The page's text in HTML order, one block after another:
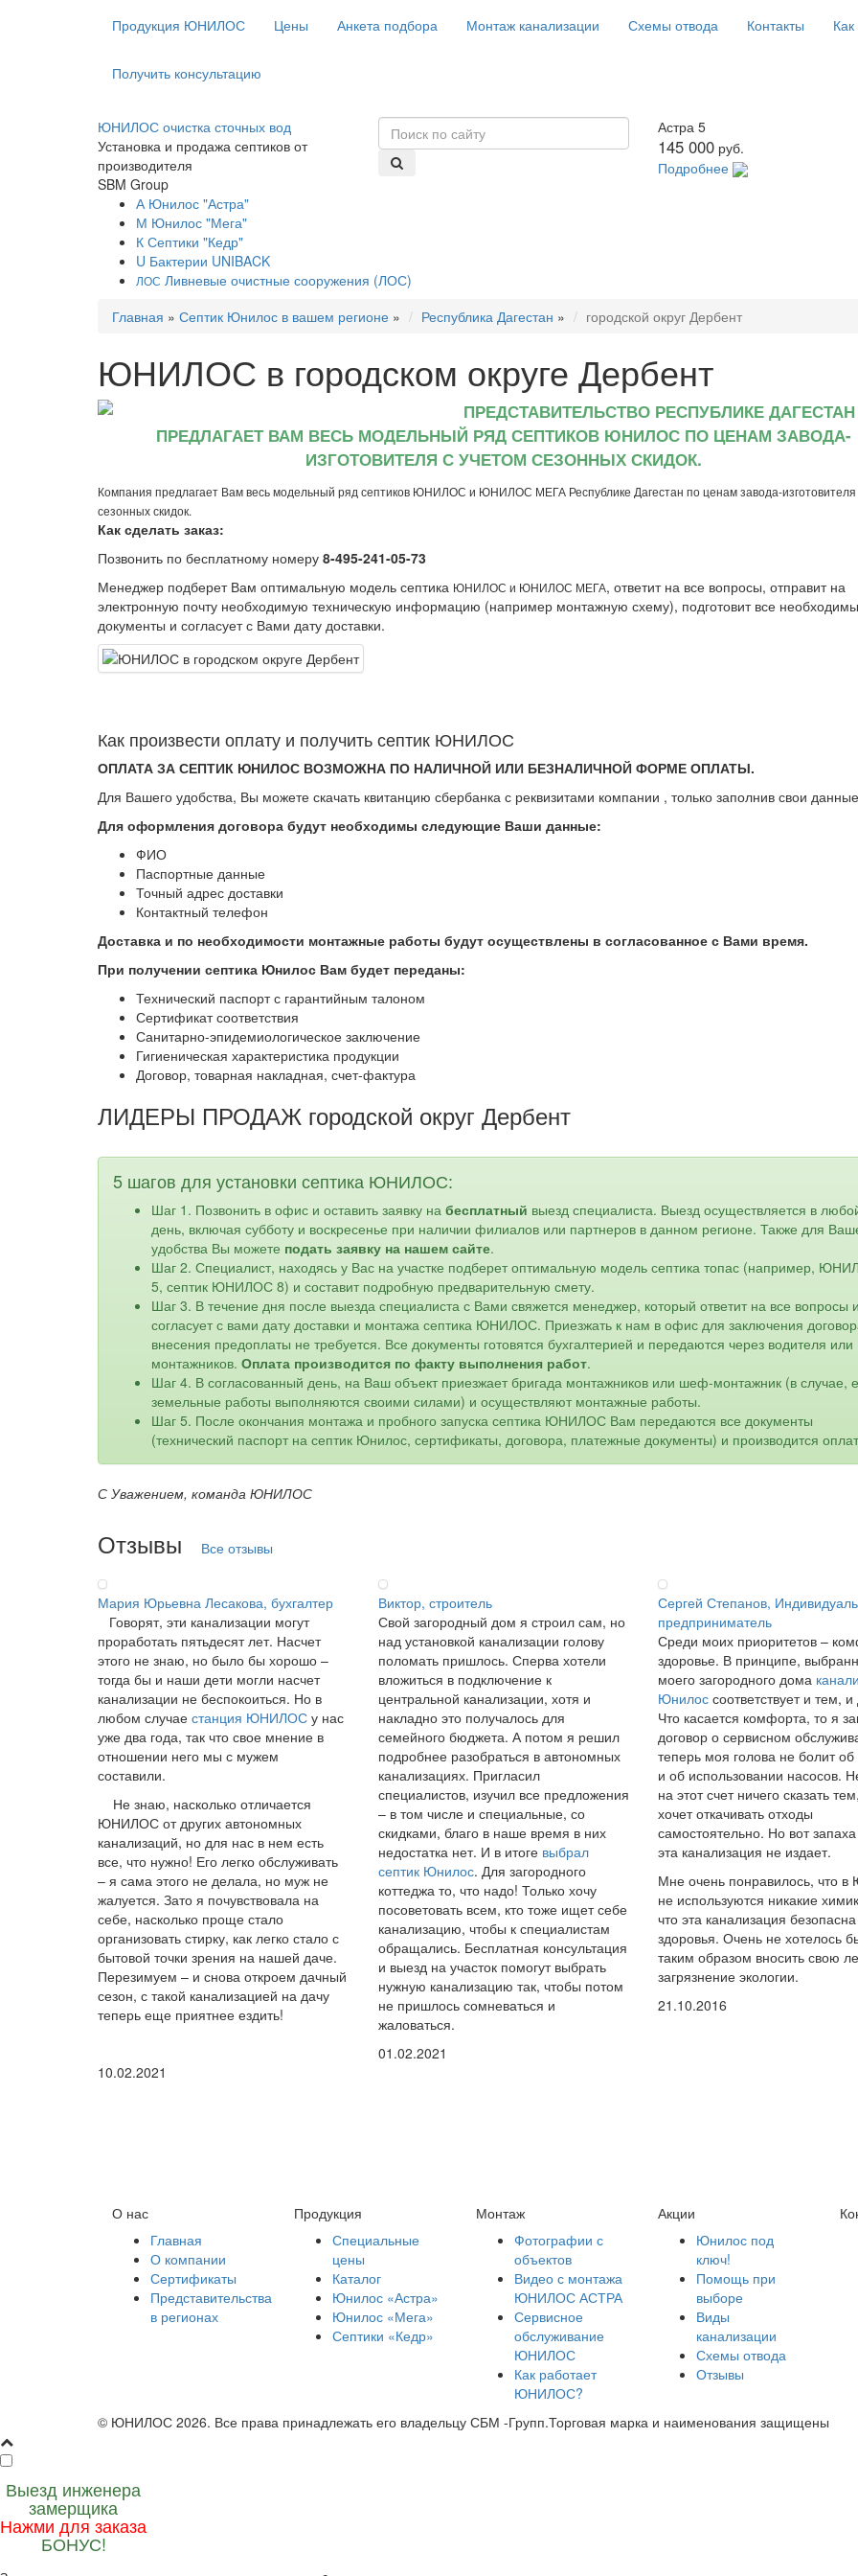
Продукция ЮНИЛОС Цены Анкета подбора Монтаж канализации Схемы отвода Контакты
Получить консультацию
ЮНИЛОС очистка сточных вод
Установка и продажа септиков от
производителя
SBM Group
Астра 5
145 000 руб.
Подробнее
АЮнилос "Астра"
М Юнилос "Мега"
К Септики "Кедр"
U Бактерии UNIBACK
ЛОС Ливневые очистные сооружения (ЛОС)
Главная » Септик Юнилос в вашем регионе » Республика Дагестан » городской округ Дербент
ЮНИЛОС в городском округе Дербент
ПРЕДСТАВИТЕЛЬСТВО РЕСПУБЛИКЕ ДАГЕСТАН
ПРЕДЛАГАЕТ ВАМ ВЕСЬ МОДЕЛЬНЫЙ РЯД СЕПТИКОВ ЮНИЛОС ПО ЦЕНАМ ЗАВОДА-
ИЗГОТОВИТЕЛЯ С УЧЕТОМ СЕЗОННЫХ СКИДОК.
Компания предлагает Вам весь модельный ряд септиков ЮНИЛОС и ЮНИЛОС МЕГА Республике Дагестан по ценам завода-изготовителя
сезонных скидок.
Как сделать заказ:
Позвонить по бесплатному номеру 8-495-241-05-73
Менеджер подберет Вам оптимальную модель септика ЮНИЛОС и ЮНИЛОС МЕГА, ответит на все вопросы, отправит на
электронную почту необходимую техническую информацию (например монтажную схему), подготовит все
документы и согласует с Вами дату доставки.
Как произвеcти оплату и получить септик ЮНИЛОС
ОПЛАТА ЗА СЕПТИК ЮНИЛОС ВОЗМОЖНА ПО НАЛИЧНОЙ ИЛИ БЕЗНАЛИЧНОЙ ФОРМЕ ОПЛАТЫ.
Для Вашего удобства, Вы можете скачать квитанцию сбербанка с реквизитами компании , только заполнив свои
Для оформления договора будут необходимы следующие Ваши данные:
ФИО
Паспортные данные
Точный адрес доставки
Контактный телефон
Доставка и по необходимости монтажные работы будут осуществлены в согласованное с Вами время.
При получении септика Юнилос Вам будет переданы:
Технический паспорт с гарантийным талоном
Сертификат соответствия
Санитарно-эпидемиологическое заключение
Гигиеническая характеристика продукции
Договор, товарная накладная, счет-фактура
ЛИДЕРЫ ПРОДАЖ городской округ Дербент
5 шагов для установки септика ЮНИЛОС:
Шаг 1. Позвонить в офис и оставить заявку на бесплатный выезд специалиста. Выезд осуществляется в
день, включая субботу и воскресенье при наличии филиалов или партнеров в данном регионе. Также для
удобства Вы можете подать заявку на нашем сайте.
Шаг 2. Специалист, находясь у Вас на участке подберет оптимальную модель септика топас (например,
5, септик ЮНИЛОС 8) и составит подробную предварительную смету.
Шаг 3. В течение дня после выезда специалиста с Вами свяжется менеджер, который ответит на все вопросы и
согласует с вами дату доставки и монтажа септика ЮНИЛОС. Приезжать к нам в офис для заключения
внесения предоплаты не требуется. Все документы готовятся бухгалтерией и передаются через водителя или
монтажников. Оплата производится по факту выполнения работ.
Шаг 4. В согласованный день, на Ваш объект приезжает бригада монтажников или шеф-монтажник (в случае,
земельные работы выполняются своими силами) и осуществляют монтажные работы.
Шаг 5. После окончания монтажа и пробного запуска септика ЮНИЛОС Вам передаются все документы
(технический паспорт на септик Юнилос, сертификаты, договора, платежные документы) и производится
С Уважением, команда ЮНИЛОС
Отзывы Все отзывы
Мария Юрьевна Лесакова, бухгалтер
Говорят, эти канализации могут
проработать пятьдесят лет. Насчет
этого не знаю, но было бы хорошо –
тогда бы и наши дети могли насчет
канализации не беспокоиться. Но в
любом случае станция ЮНИЛОС у нас
уже два года, так что свое мнение в
отношении него мы с мужем
составили.
Не знаю, насколько отличается
ЮНИЛОС от других автономных
канализаций, но для нас в нем есть
все, что нужно! Его легко обслуживать
– я сама этого не делала, но муж не
жалуется. Зато я почувствовала на
себе, насколько проще стало
организовать стирку, как легко стало с
бытовой точки зрения на нашей даче.
Перезимуем – и снова откроем дачный
сезон, с такой канализацией на дачу
теперь еще приятнее ездить!
10.02.2021
Виктор, строитель
Свой загородный дом я строил сам, но
над установкой канализации голову
поломать пришлось. Сперва хотели
вложиться в подключение к
центральной канализации, хотя и
накладно это получалось для
семейного бюджета. А потом я решил
подробнее разобраться в автономных
канализациях. Пригласил
специалистов, изучил все предложения
– в том числе и специальные, со
скидками, благо в наше время в них
недостатка нет. И в итоге выбрал
септик Юнилос. Для загородного
коттеджа то, что надо! Только хочу
посоветовать всем, кто тоже ищет себе
канализацию, чтобы к специалистам
обращались. Бесплатная консультация
и выезд на участок помогут выбрать
нужную канализацию так, чтобы потом
не пришлось сомневаться и
жаловаться.
01.02.2021
Сергей Степанов,
предприниматель
Среди моих приоритетов –
здоровье. В принципе,
моего загородного дома
Юнилос соответствует и тем,
Что касается комфорта, то я
договор о сервисном
теперь моя голова не болит об
и об использовании насосов.
на этот счет ничего сказать
хочет откачивать отходы
самостоятельно. Но вот
эта канализация не издает.
Мне очень понравилось, что в
не используются никакие
что эта канализация
здоровья. Очень не хотелось
таким образом вносить свою
загрязнение экологии.
21.10.2016
О нас
Главная
О компании
Сертификаты
Представительства
в регионах
Продукция
Специальные
цены
Каталог
Юнилос «Астра»
Юнилос «Мега»
Септики «Кедр»
Монтаж
Фотографии с
объектов
Видео с монтажа
ЮНИЛОС АСТРА
Сервисное
обслуживание
ЮНИЛОС
Как работает
ЮНИЛОС?
Акции
Юнилос под
ключ!
Помощь при
выборе
Виды
канализации
Схемы отвода
Отзывы
© ЮНИЛОС 2026. Все права принадлежать его владельцу СБМ -Групп.Торговая марка и наименования защищены
Выезд инженера
замерщика
Нажми для заказа
БОНУС!